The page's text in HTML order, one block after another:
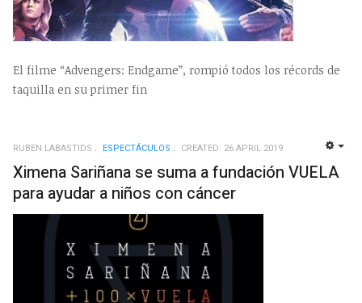
El filme “Advengers: Endgame”, rompió todos los récords de
taquilla en su primer fin
RUBEN LABASTIDS ESPECTÁCULOS CREATED: 26 APRIL 2019
Ximena Sariñana se suma a fundación VUELA
para ayudar a niños con cáncer